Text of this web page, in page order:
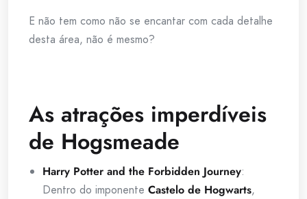
E não tem como não se encantar com cada detalhe
desta área, não é mesmo?
As atrações imperdíveis
de Hogsmeade
Harry Potter and the Forbidden Journey:
Dentro do imponente Castelo de Hogwarts,